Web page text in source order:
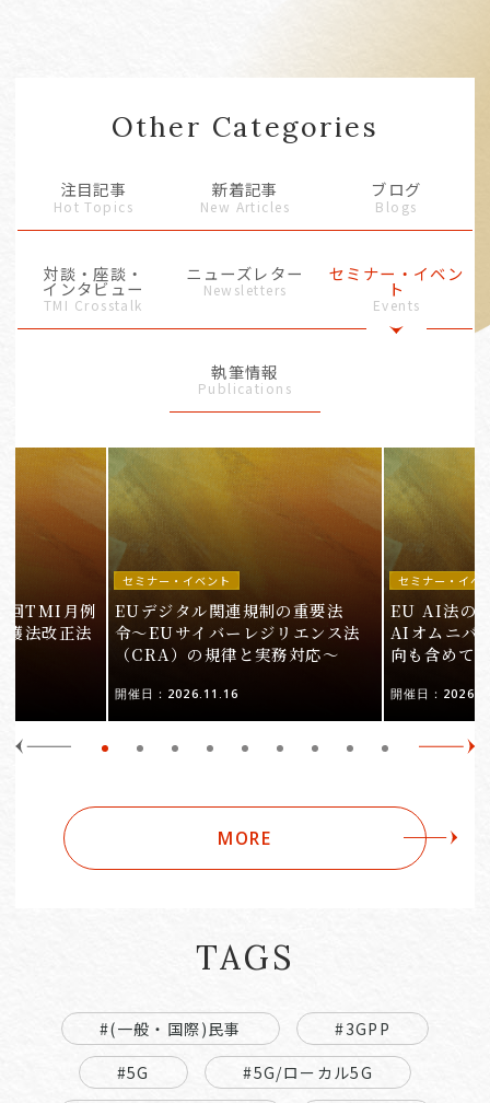
Other Categories
注目記事
Hot Topics
新着記事
New Articles
ブログ
Blogs
対談・座談・
インタビュー
TMI Crosstalk
ニューズレター
Newsletters
セミナー・イベン
ト
Events
執筆情報
Publications
回TMI月例
護法改正法
セミナー・イベント
EUデジタル関連規制の重要法
令〜EUサイバーレジリエンス法
（CRA）の規律と実務対応〜
開催日：2026.11.16
セミナー・イベ
EU AI法の
AIオムニバ
向も含めて
開催日：
MORE
TAGS
#(一般・国際)民事
#3GPP
#5G
#5G/ローカル5G